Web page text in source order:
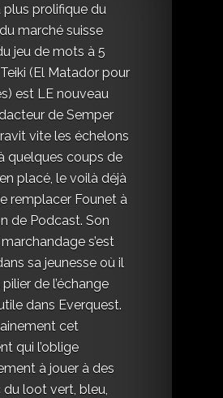
plus prolifique du
marché suisse
jeu de mots à 5
(El Matador pour
est LE nouveau
de Semper
vite les échelons
quelques coups de
placé, le voilà déjà
remplacer Founet à
de Podcast. Son
s’est
sa jeunesse où il
de l’échange
dans Everquest.
cet
qui l’oblige
à jouer à des
du loot vert, bleu,